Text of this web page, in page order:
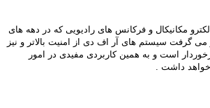
مکانیکال و فرکانس های رادیویی که در دهه های
می گرفت سیستم های آر اف دی از امنیت بالاتر و نیز
است و به همین کاربردی مفیدی در امور
خواهد داشت .